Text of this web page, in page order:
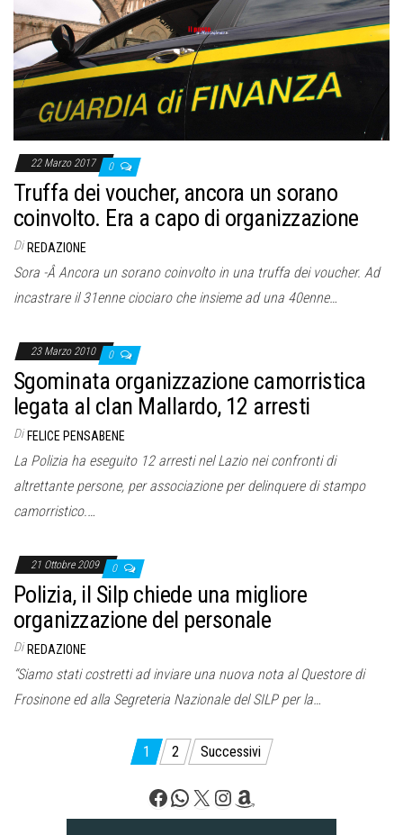
22 Marzo 2017 0
Truffa dei voucher, ancora un sorano
coinvolto. Era a capo di organizzazione
Di REDAZIONE
Sora -Â Ancora un sorano coinvolto in una truffa dei voucher. Ad
incastrare il 31enne ciociaro che insieme ad una 40enne…
23 Marzo 2010 0
Sgominata organizzazione camorristica
legata al clan Mallardo, 12 arresti
Di FELICE PENSABENE
La Polizia ha eseguito 12 arresti nel Lazio nei confronti di
altrettante persone, per associazione per delinquere di stampo
camorristico.…
21 Ottobre 2009 0
Polizia, il Silp chiede una migliore
organizzazione del personale
Di REDAZIONE
“Siamo stati costretti ad inviare una nuova nota al Questore di
Frosinone ed alla Segreteria Nazionale del SILP per la…
Paginazione
articoli
1 2 Successivi
Facebook
WhatsApp
X Instagram
Amazon